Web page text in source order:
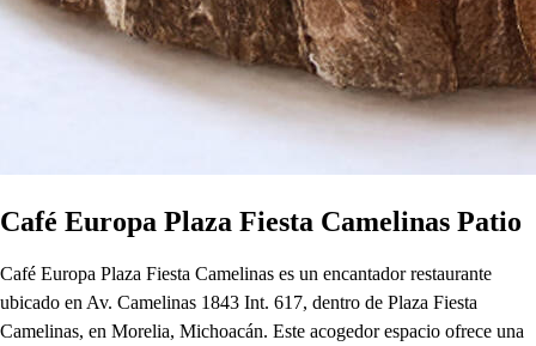
Café Europa Plaza Fiesta Camelinas Patio
Café Europa Plaza Fiesta Camelinas es un encantador restaurante
ubicado en Av. Camelinas 1843 Int. 617, dentro de Plaza Fiesta
Camelinas, en Morelia, Michoacán. Este acogedor espacio ofrece una